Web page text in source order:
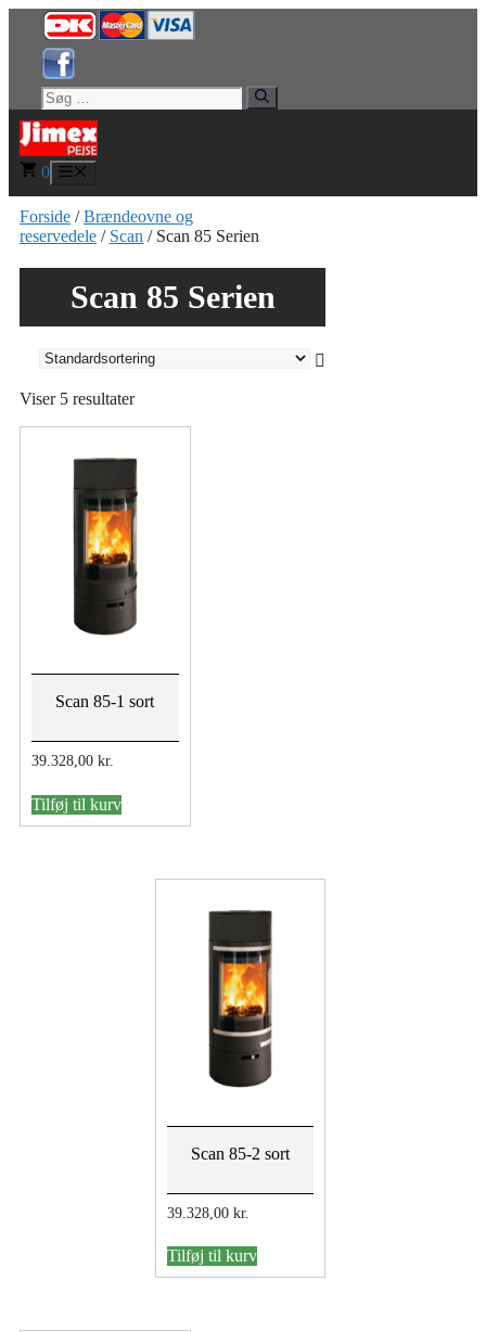
indhold
Søg
efter:
0
Forside /Brændeovne og
reservedele / Scan / Scan 85 Serien
Scan 85 Serien
Viser 5 resultater
Scan 85-1 sort
39.328,00 kr.
Tilføj til kurv
Scan 85-2 sort
39.328,00 kr.
Tilføj til kurv